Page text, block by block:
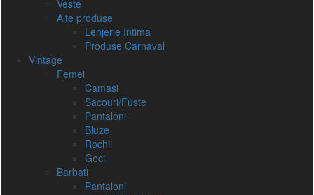
Veste
Alte produse
Lenjerie Intima
Produse Carnaval
Vintage
Femei
Camasi
Sacouri/Fuste
Pantaloni
Bluze
Rochii
Geci
Barbati
Pantaloni